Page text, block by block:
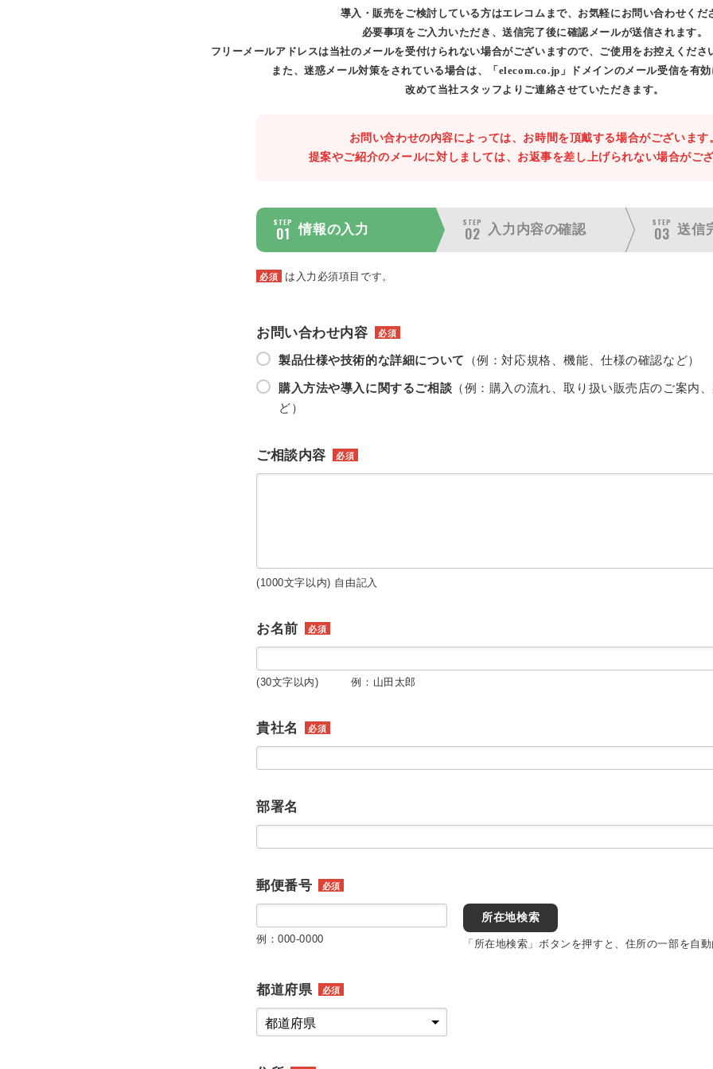
導入・販売をご検討している方はエレコムまで、お気軽にお問い合わせくだ
必要事項をご入力いただき、送信完了後に確認メールが送信されます。
フリーメールアドレスは当社のメールを受付けられない場合がございますので、ご使用をお控えくださ
また、迷惑メール対策をされている場合は、「elecom.co.jp」ドメインのメール受信を有効
改めて当社スタッフよりご連絡させていただきます。
お問い合わせの内容によっては、お時間を頂戴する場合がございます
提案やご紹介のメールに対しましては、お返事を差し上げられない場合がござ
STEP
01 情報の入力
STEP
02 入力内容の確認
STEP
03 送信
必須 は入力必須項目です。
お問い合わせ内容 必須
製品仕様や技術的な詳細について （例：対応規格、機能、仕様の確認など）
購入方法や導入に関するご相談 （例：購入の流れ、取り扱い販売店のご案内
ど）
ご相談内容 必須
(1000文字以内) 自由記入
お名前 必須
(30文字以内) 例：山田太郎
貴社名 必須
部署名
郵便番号 必須
例：000-0000
所在地検索
「所在地検索」ボタンを押すと、住所の一部を自動
都道府県 必須